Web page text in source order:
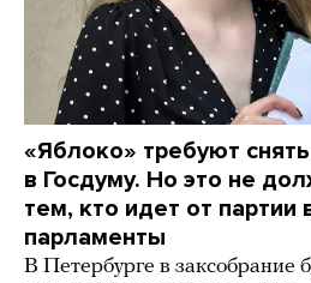
«Яблоко» требуют
в Госдуму. Но это не
тем, кто идет от партии
парламенты
В Петербурге в заксобрание